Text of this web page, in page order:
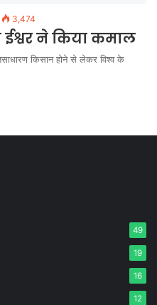
3,474
ने किया कमाल
किसान होने से लेकर विश्व के
49
19
16
12